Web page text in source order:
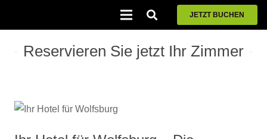
JETZT BUCHEN
Reservieren Sie jetzt Ihr Zimmer